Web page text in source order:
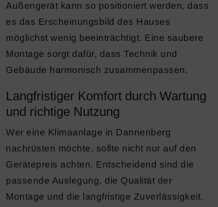
Außengerät kann so positioniert werden, dass
es das Erscheinungsbild des Hauses
möglichst wenig beeinträchtigt. Eine saubere
Montage sorgt dafür, dass Technik und
Gebäude harmonisch zusammenpassen.
Langfristiger Komfort durch Wartung
und richtige Nutzung
Wer eine Klimaanlage in Dannenberg
nachrüsten möchte, sollte nicht nur auf den
Gerätepreis achten. Entscheidend sind die
passende Auslegung, die Qualität der
Montage und die langfristige Zuverlässigkeit.